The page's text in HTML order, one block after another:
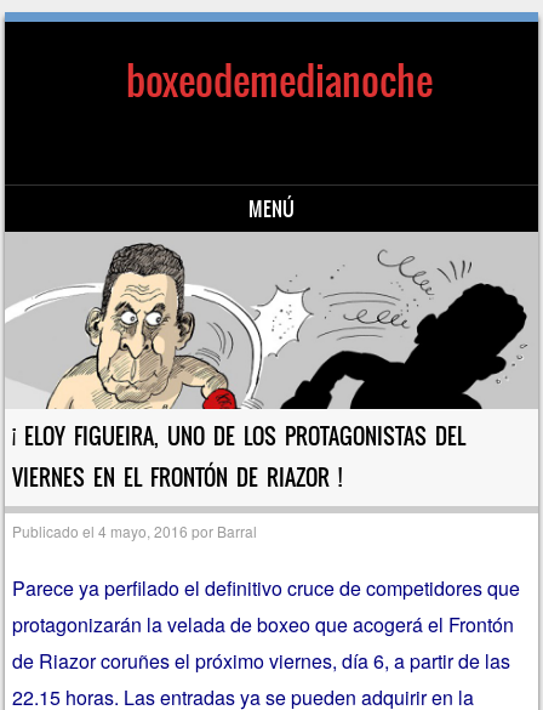
boxeodemedianoche
MENÚ
Saltar al contenido
¡ ELOY FIGUEIRA, UNO DE LOS PROTAGONISTAS DEL
VIERNES EN EL FRONTÓN DE RIAZOR !
Publicado el4 mayo, 2016 por Barral
Parece ya perfilado el definitivo cruce de competidores que
protagonizarán la velada de boxeo que acogerá el Frontón
de Riazor coruñes el próximo viernes, día 6, a partir de las
22.15 horas. Las entradas ya se pueden adquirir en la